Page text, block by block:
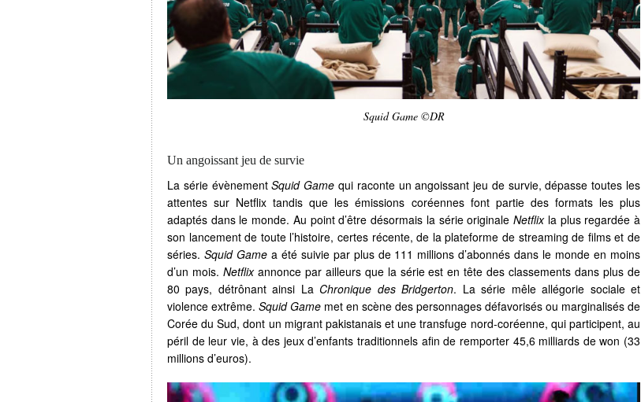
Squid Game ©DR
Un angoissant jeu de survie
La série évènementSquid Game qui raconte un angoissant jeu de survie, dépasse toutes les
attentes sur Netflix tandis que les émissions coréennes font partie des formats les plus
adaptés dans le monde. Au point d’être désormais la série originaleNetflixla plus regardée à
son lancement de toute l’histoire, certes récente, de la plateforme de streaming de films et de
séries. Squid Gamea été suivie par plus de 111 millions d’abonnés dans le monde en moins
d’un mois. Netflixannonce par ailleurs que la série est en tête des classements dans plus de
80 pays, détrônant ainsi La Chronique des Bridgerton. La série mêle allégorie sociale et
violence extrême. Squid Game met en scène des personnages défavorisés ou marginalisés de
Corée du Sud, dont un migrant pakistanais et une transfuge nord-coréenne, qui participent, au
péril de leur vie, à des jeux d’enfants traditionnels afin de remporter 45,6 milliards de won (33
millions d’euros).